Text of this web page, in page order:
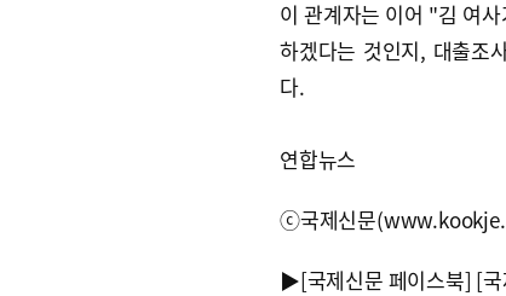
이 관계자는 이어 "김 여
하겠다는 것인지, 대출조
다.
연합뉴스
ⓒ국제신문
▶[국제신문 페이스북] [